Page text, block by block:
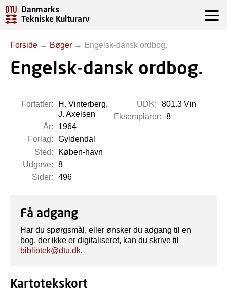
Danmarks
Tekniske Kulturarv
Forside → Bøger → Engelsk-dansk ordbog.
Engelsk-dansk ordbog.
Forfatter:
H. Vinterberg,
J. Axelsen
År:
1964
Forlag:
Gyldendal
Sted:
Køben-havn
Udgave:
8
Sider:
496
UDK:
801.3 Vin
Eksemplarer:
8
Få adgang
Har du spørgsmål, eller ønsker du adgang til en
bog, der ikke er digitaliseret, kan du skrive til
bibliotek@dtu.dk.
Kartotekskort